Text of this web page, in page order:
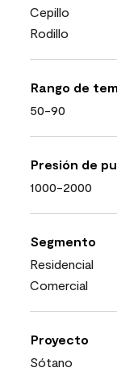
Cepillo
Rodillo
Rango de
50-90
Presión de
1000-2000
Segmento
Residencial
Comercial
Proyecto
Sótano